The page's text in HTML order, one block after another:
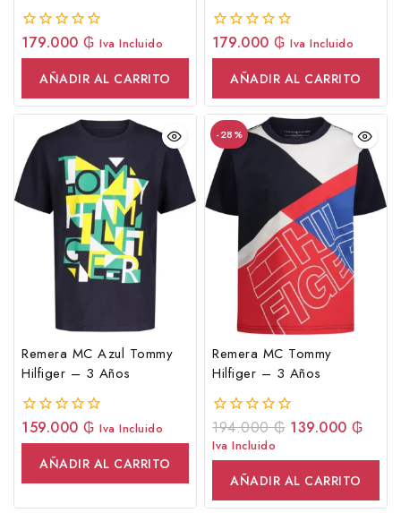
0
fuera
179.000 ₲ Iva Incluido
AÑADIR AL CARRITO
0
fuera
179.000 ₲ Iva Incluido
AÑADIR AL CARRITO
Remera MC Azul Tommy
Hilfiger – 3 Años
0
fuera
159.000 ₲ Iva Incluido
AÑADIR AL CARRITO
-28%
Remera MC Tommy
Hilfiger – 3 Años
0
fuera
de
194.000₲ 139.000 ₲
Iva Incluido
AÑADIR AL CARRITO